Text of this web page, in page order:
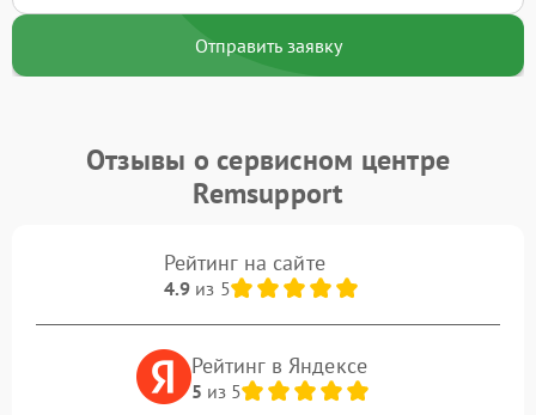
Отправить заявку
Отзывы о сервисном центре
Remsupport
Рейтинг на сайте
4.9из 5
Рейтинг в Яндексе
5 из 5